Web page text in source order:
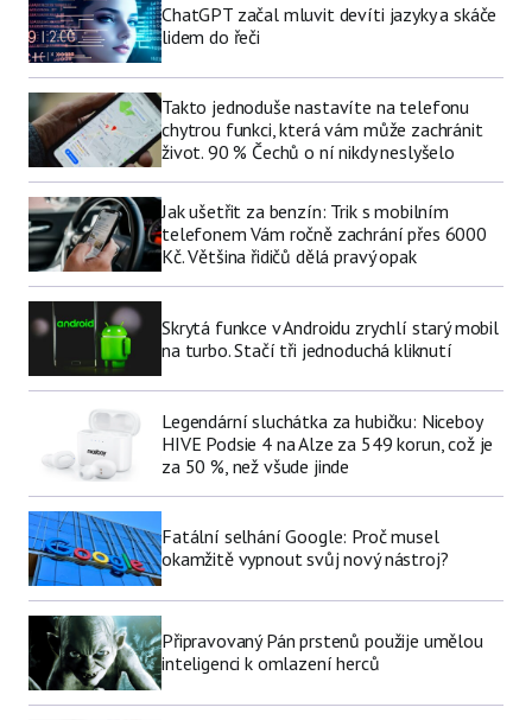
ChatGPT začal mluvit devíti jazyky a skáče
lidem do řeči
Takto jednoduše nastavíte na telefonu
chytrou funkci, která vám může zachránit
život. 90 % Čechů o ní nikdy neslyšelo
Jak ušetřit za benzín: Trik s mobilním
telefonem Vám ročně zachrání přes 6000
Kč. Většina řidičů dělá pravý opak
Skrytá funkce v Androidu zrychlí starý mobil
na turbo. Stačí tři jednoduchá kliknutí
Legendární sluchátka za hubičku: Niceboy
HIVE Podsie 4 na Alze za 549 korun, což je
za 50 %, než všude jinde
Fatální selhání Google: Proč musel
okamžitě vypnout svůj nový nástroj?
Připravovaný Pán prstenů použije umělou
inteligenci k omlazení herců